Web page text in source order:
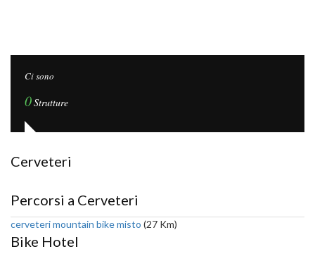
Ci sono
0Strutture
Cerveteri
Percorsi a Cerveteri
cerveteri mountain bike misto (27 Km)
Bike Hotel